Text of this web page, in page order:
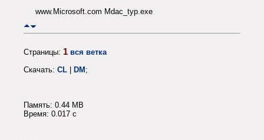
www.Microsoft.com Mdac_typ.exe
Страницы: 1 вся ветка
Скачать: CL DM ;
Память: 0.44 MB
Время: 0.017 c